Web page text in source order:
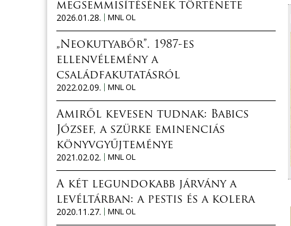
megsemmisítésének története
2026.01.28.
MNL OL
„Neokutyabőr”. 1987-es
ellenvélemény a
családfakutatásról
2022.02.09.
MNL OL
Amiről kevesen tudnak: Babics
József, a szürke eminenciás
könyvgyűjteménye
2021.02.02.
MNL OL
A két legundokabb járvány a
levéltárban: a pestis és a kolera
2020.11.27.
MNL OL